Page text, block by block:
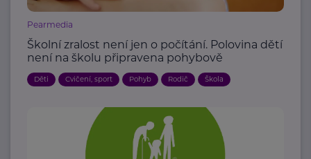
Pearmedia
Školní zralost není jen o počítání. Polovina dětí
není na školu připravena pohybově
Děti Cvičení, sport Pohyb Rodič Škola